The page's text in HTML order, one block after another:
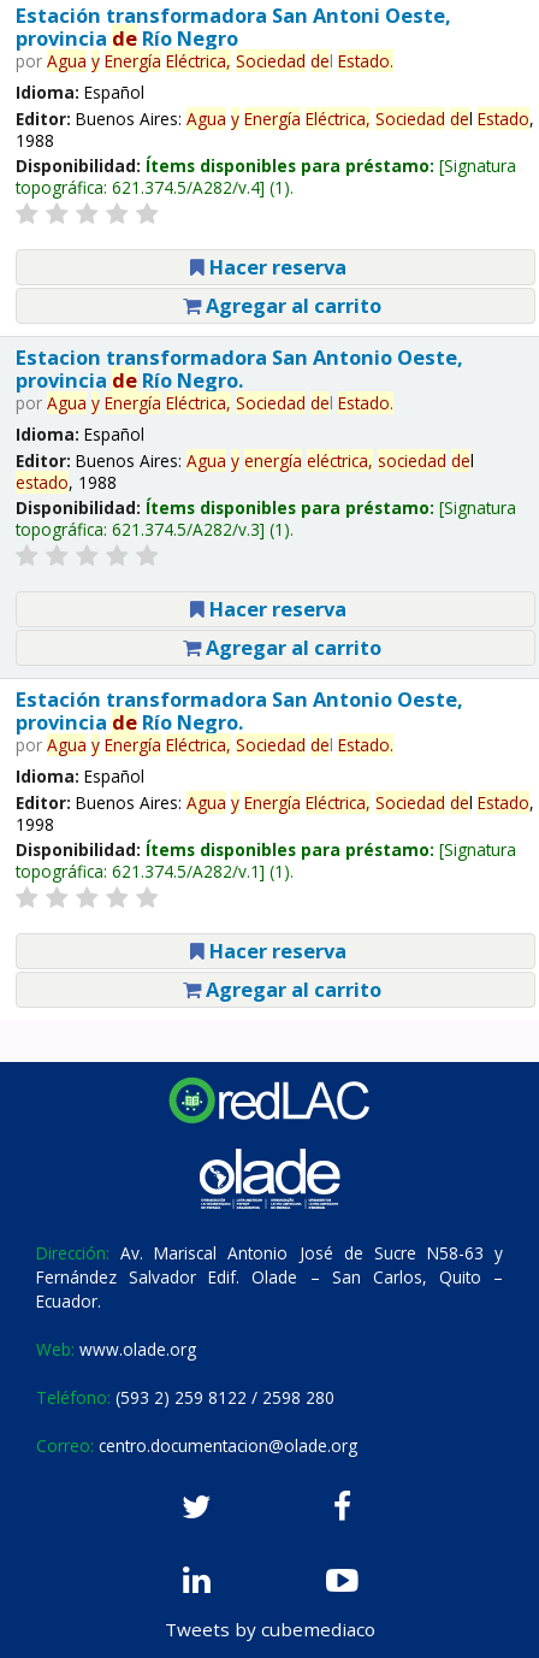
Estación transformadora San Antoni Oeste,
provincia deRío Negro
por Agua y Energía Eléctrica, Sociedad del Estado.
Idioma: Español
Editor: Buenos Aires: Agua y Energía Eléctrica, Sociedad del Estado,
1988
Disponibilidad: Ítems disponibles para préstamo: Signatura
topográfica: 621.374.5/A282/v.4 (1).
Hacer reserva
Agregar al carrito
Estacion transformadora San Antonio Oeste,
provincia deRío Negro.
por Agua y Energía Eléctrica, Sociedad del Estado.
Idioma: Español
Editor: Buenos Aires: Agua y energía eléctrica, sociedad del
estado, 1988
Disponibilidad: Ítems disponibles para préstamo: Signatura
topográfica: 621.374.5/A282/v.3 (1).
Hacer reserva
Agregar al carrito
Estación transformadora San Antonio Oeste,
provincia deRío Negro.
por Agua y Energía Eléctrica, Sociedad del Estado.
Idioma: Español
Editor: Buenos Aires: Agua y Energía Eléctrica, Sociedad del Estado,
1998
Disponibilidad: Ítems disponibles para préstamo: Signatura
topográfica: 621.374.5/A282/v.1 (1).
Hacer reserva
Agregar al carrito
Dirección: Av. Mariscal Antonio José de Sucre N58-63 y
Fernández Salvador Edif. Olade – San Carlos, Quito –
Ecuador.
Web: www.olade.org
Teléfono: (593 2) 259 8122 / 2598 280
Correo: centro.documentacion@olade.org
Tweets by cubemediaco